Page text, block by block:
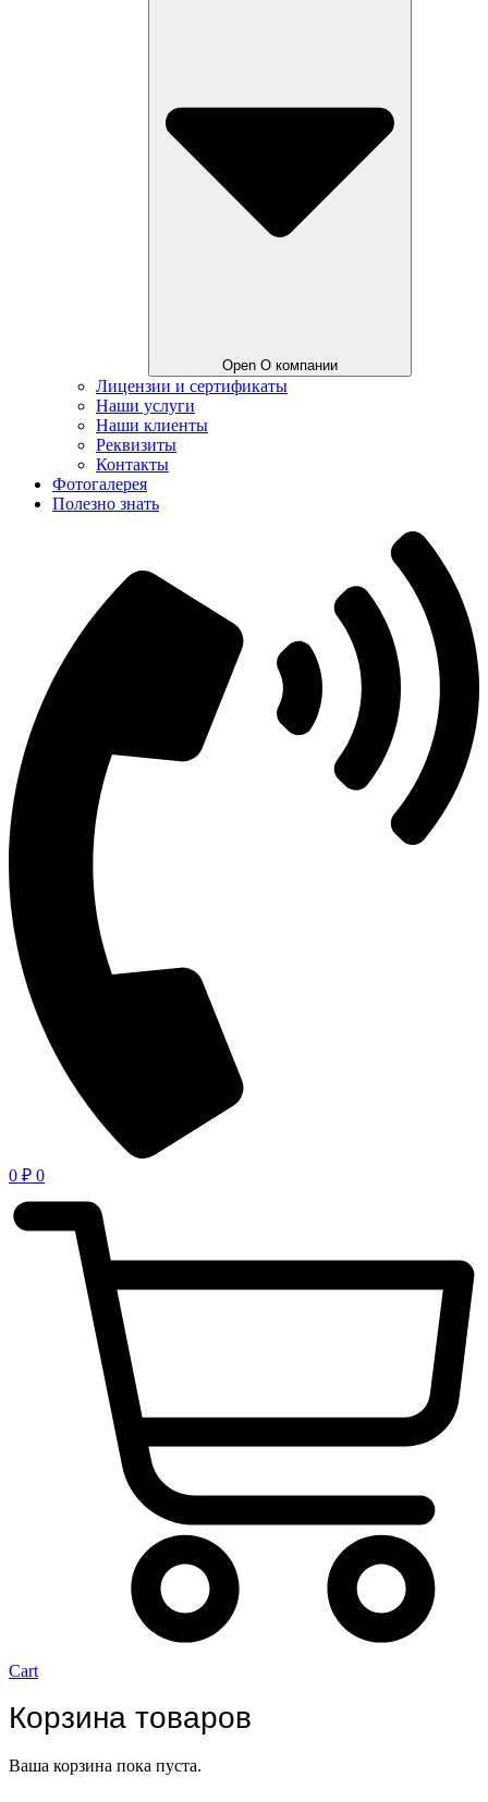
Open О компании
Лицензии и сертификаты
Наши услуги
Наши клиенты
Реквизиты
Контакты
Фотогалерея
Полезно знать
0 ₽ 0
Cart
Корзина товаров
Ваша корзина пока пуста.